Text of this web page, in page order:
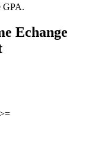
GPA.
Echange